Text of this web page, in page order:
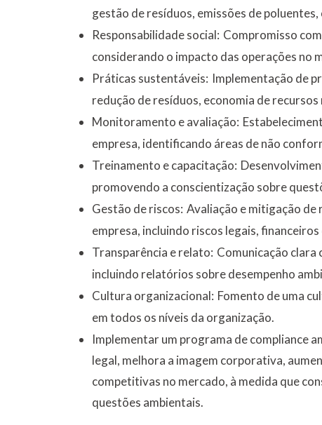
gestão de resíduos, emissões de
Responsabilidade social: Compromisso
considerando o impacto das operações no
Práticas sustentáveis: Implementação de
redução de resíduos, economia de
Monitoramento e avaliação:
empresa, identificando áreas de não
Treinamento e capacitação:
promovendo a conscientização sobre
Gestão de riscos: Avaliação e mitigação de
empresa, incluindo riscos legais,
Transparência e relato: Comunicação clara
incluindo relatórios sobre desempenho
Cultura organizacional: Fomento de uma
em todos os níveis da organização.
Implementar um programa de compliance
legal, melhora a imagem corporativa,
competitivas no mercado, à medida que
questões ambientais.